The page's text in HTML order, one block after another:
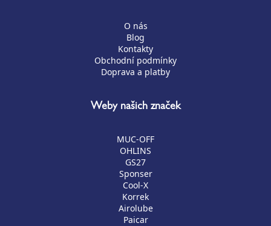
O nás
Blog
Kontakty
Obchodní podmínky
Doprava a platby
Weby našich značek
MUC-OFF
OHLINS
GS27
Sponser
Cool-X
Korrek
Airolube
Paicar